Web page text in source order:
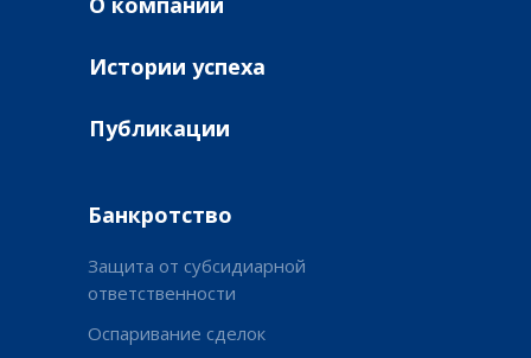
Банкротство
Защита от субсидиарной
ответственности
Истории успеха
Публикации
Оспаривание сделок